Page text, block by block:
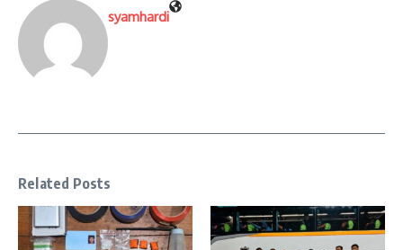
syamhardi
Related Posts